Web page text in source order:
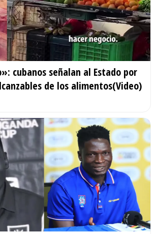
cubanos señalan al Estado por
de los alimentos(Video)